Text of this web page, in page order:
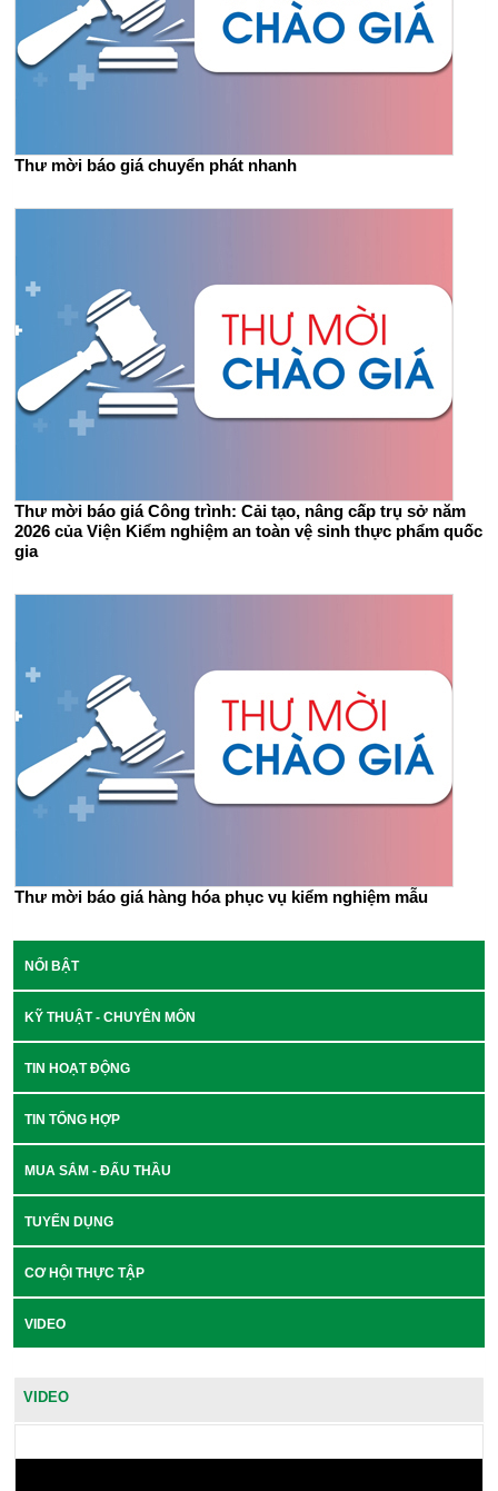
Thư mời báo giá chuyển phát nhanh
Thư mời báo giá Công trình: Cải tạo, nâng cấp trụ sở năm
2026 của Viện Kiểm nghiệm an toàn vệ sinh thực phẩm quốc
gia
Thư mời báo giá hàng hóa phục vụ kiểm nghiệm mẫu
NỔI BẬT
KỸ THUẬT - CHUYÊN MÔN
TIN HOẠT ĐỘNG
TIN TỔNG HỢP
MUA SẮM - ĐẤU THẦU
TUYỂN DỤNG
CƠ HỘI THỰC TẬP
VIDEO
VIDEO